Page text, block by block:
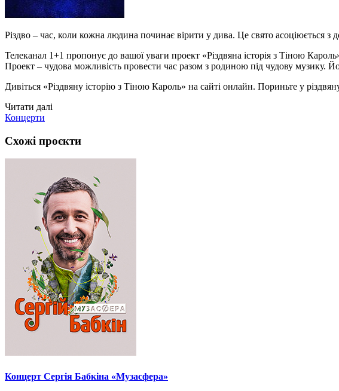
Різдво – час, коли кожна людина починає вірити у дива. Це свято асоціюється
Телеканал 1+1 пропонує до вашої уваги проект «Різдвяна історія з Тіною
Проект – чудова можливість провести час разом з родиною під чудову музику.
Дивіться «Різдвяну історію з Тіною Кароль» на сайті онлайн. Пориньте у
Читати далі
Концерти
Схожі проєкти
Концерт Сергія Бабкіна «Музасфера»